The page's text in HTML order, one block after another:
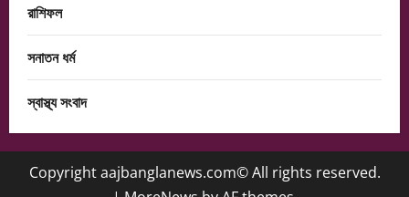
রাশিফল
সনাতন ধর্ম
স্বাস্থ্য সংবাদ
Copyright aajbanglanews.com© All rights reserved.